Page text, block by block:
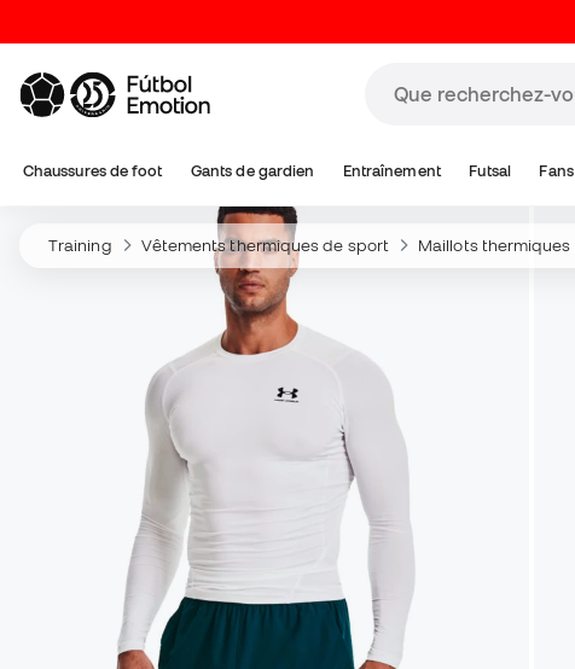
Chaussures de foot Gants de gardien Entraînement Futsal Fans
Training Vêtements thermiques de sport Maillots thermiques